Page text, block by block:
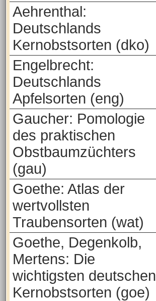
Aehrenthal:
Deutschlands
Kernobstsorten (dko)
Engelbrecht:
Deutschlands
Apfelsorten (eng)
Gaucher: Pomologie
des praktischen
Obstbaumzüchters
(gau)
Goethe: Atlas der
wertvollsten
Traubensorten (wat)
Goethe, Degenkolb,
Mertens: Die
wichtigsten deutschen
Kernobstsorten (goe)